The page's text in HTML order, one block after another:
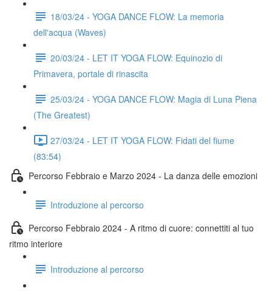
18/03/24 - YOGA DANCE FLOW: La memoria
dell'acqua (Waves)
20/03/24 - LET IT YOGA FLOW: Equinozio di
Primavera, portale di rinascita
25/03/24 - YOGA DANCE FLOW: Magia di Luna Piena
(The Greatest)
27/03/24 - LET IT YOGA FLOW: Fidati del fiume
(83:54)
Percorso Febbraio e Marzo 2024 - La danza delle emozioni
Introduzione al percorso
Percorso Febbraio 2024 - A ritmo di cuore: connettiti al tuo
ritmo interiore
Introduzione al percorso